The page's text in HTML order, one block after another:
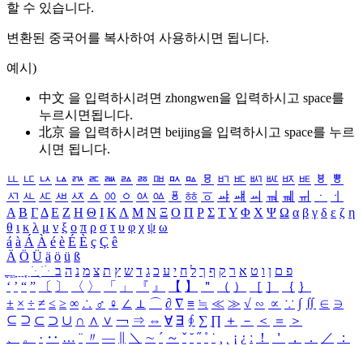
할 수 있습니다.
변환된 중국어를 복사하여 사용하시면 됩니다.
예시)
中文 을 입력하시려면 zhongwen을 입력하시고 space를
누르시면됩니다.
北京 을 입력하시려면 beijing을 입력하시고 space를 누르
시면 됩니다.
ㅥ ㅦ ㅧ ㅨ ㅩ ㅪ ㅫ ㅬ ㅭ ㅮ ㅯ ㅰ ㅱ ㅲ ㅳ ㅴ ㅵ ㅶ ㅷ ㅸ
ㅹ
ㅺ ㅻ ㅼ ㅽ ㅾ ㅿ ㆀ ㆁ ㆂ ㆃ ㆄ ㆅ ㆆ ㆇ ㆈ ㆉ ㆊ ㆋ ㆌ ㆍ
ㆎ
Α Β ΓΔ Ε Ζ Η Θ Ι ΚΛ Μ Ν Ξ Ο Π Ρ Σ ΤΥ Φ Χ Ψ Ω α β γ δ ε ζ η
θ ι κ λ μ ν ξ ο π ρ σ τ υ φ χ ψ ω
á à Á À é è É È ç Ç ê
Ä Ö Ü ä ö ü ß
ִֶֹ ֻּ ׁׂ פ ם ן ו ט א ר ק ף ך ל ח י ע כ ג ד ש ץ ת צ מ נ ה ב
‘ ’ “ ” 〔 〕 〈 〉 「 」 『 』 【 】 ＂ （ ） ［ ］ ｛ ｝
± × ÷ ≠ ≤ ≥ ∞ ∴ ♂ ♀ ∠ ⊥ ⌒ ∂ ∇ ≡ ≒ ≪ ≫ √ ∽ ∝ ∵ ∫ ∬ ∈ ∋
⊆ ⊇ ⊂ ⊃ ∪ ∩ ∧ ∨ ￢ ⇒ ⇔ ∀ ∃ ∮ ∑ ∏ ＋ － ＜ ＝
＞
、
。 · ‥ … ¨ 〃 ― ＼ ∼ ´ ～ ˇ ˘ ˝ ˚ ˙ ¸ ¡ ¿ ː ！ ＇ ， ． ／
：